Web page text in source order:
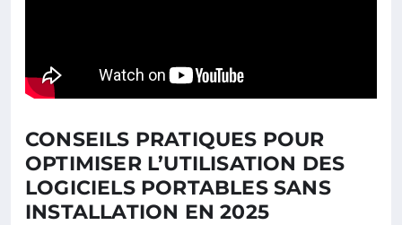
CONSEILS PRATIQUES POUR
OPTIMISER L’UTILISATION DES
LOGICIELS PORTABLES SANS
INSTALLATION EN 2025